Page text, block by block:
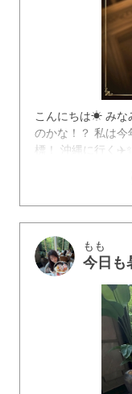
こんにちは☀︎ みな
のかな！？ 私は今
標！ 沖縄に行く
もも
今日も